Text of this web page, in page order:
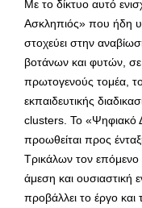
Με το δίκτυο αυτό
Ασκληπιός» που ήδη
στοχεύει στην
βοτάνων και φυτών,
πρωτογενούς τομέα,
εκπαιδευτικής
clusters. Το «Ψηφιακό
προωθείται προς
Τρικάλων τον επόμενο
άμεση και ουσιαστική
προβάλλει το έργο και